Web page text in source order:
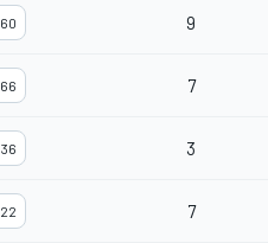
60 9
66 7
36 3
22 7